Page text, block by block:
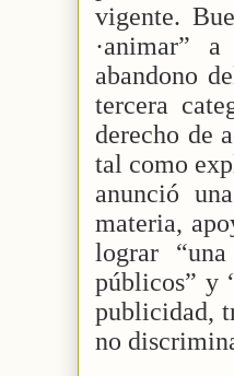
vigente.
·animar”
abandono
tercera
derecho de
tal como
anunció
materia,
lograr
públicos” y
publicidad,
no